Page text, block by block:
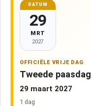
DATUM
29
MRT
2027
OFFICIËLE VRIJE DAG
Tweede paasdag
29 maart 2027
1 dag